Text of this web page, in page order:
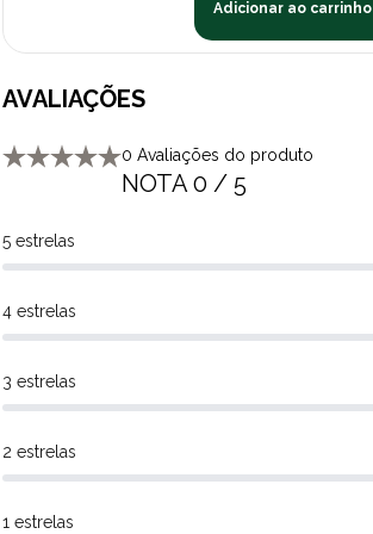
Adicionar ao carrinho
AVALIAÇÕES
0 Avaliações do produto
NOTA 0 / 5
5 estrelas
4 estrelas
3 estrelas
2 estrelas
1 estrelas